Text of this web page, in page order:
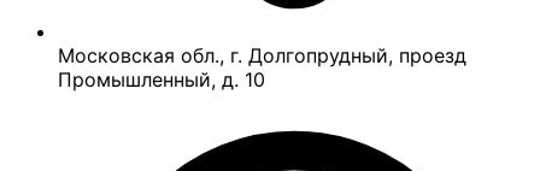
Московская обл., г. Долгопрудный, проезд
Промышленный, д. 10